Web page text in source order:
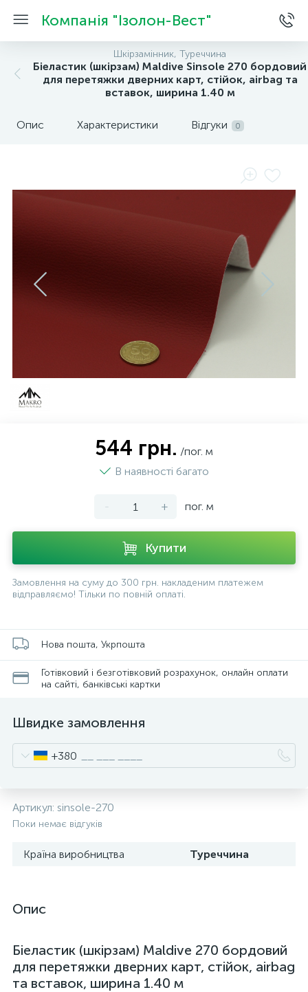
Компанія "Ізолон-Вест"
Шкірзамінник, Туреччина
Біеластик (шкірзам) Maldive Sinsole 270 бордовий
для перетяжки дверних карт, стійок, airbag та
вставок, ширина 1.40 м
Опис Характеристики Відгуки 0
544 грн. /пог. м
В наявності багато
- + пог. м
Купити
Замовлення на суму до 300 грн. накладеним платежем
відправляємо! Тільки по повній оплаті.
Нова пошта, Укрпошта
Готівковий і безготівковий розрахунок, онлайн оплати
на сайті, банківські картки
Швидке замовлення
+380
Артикул: sinsole-270
Поки немає відгуків
Країна виробництва Туреччина
Опис
Біеластик (шкірзам) Maldive 270 бордовий
для перетяжки дверних карт, стійок, airbag
та вставок, ширина 1.40 м